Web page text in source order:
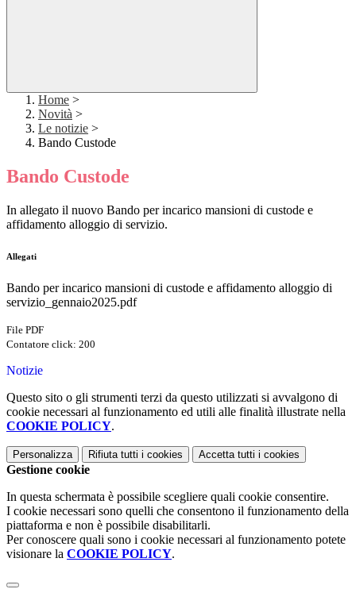
Home >
Novità >
Le notizie >
Bando Custode
Bando Custode
In allegato il nuovo Bando per incarico mansioni di custode e
affidamento alloggio di servizio.
Allegati
Bando per incarico mansioni di custode e affidamento alloggio di
servizio_gennaio2025.pdf
File PDF
Contatore click: 200
Notizie
Questo sito o gli strumenti terzi da questo utilizzati si avvalgono di
cookie necessari al funzionamento ed utili alle finalità illustrate nella
COOKIE POLICY.
Personalizza Rifiuta tutti i cookies Accetta tutti i cookies
Gestione cookie
In questa schermata è possibile scegliere quali cookie consentire.
I cookie necessari sono quelli che consentono il funzionamento della
piattaforma e non è possibile disabilitarli.
Per conoscere quali sono i cookie necessari al funzionamento potete
visionare la COOKIE POLICY.